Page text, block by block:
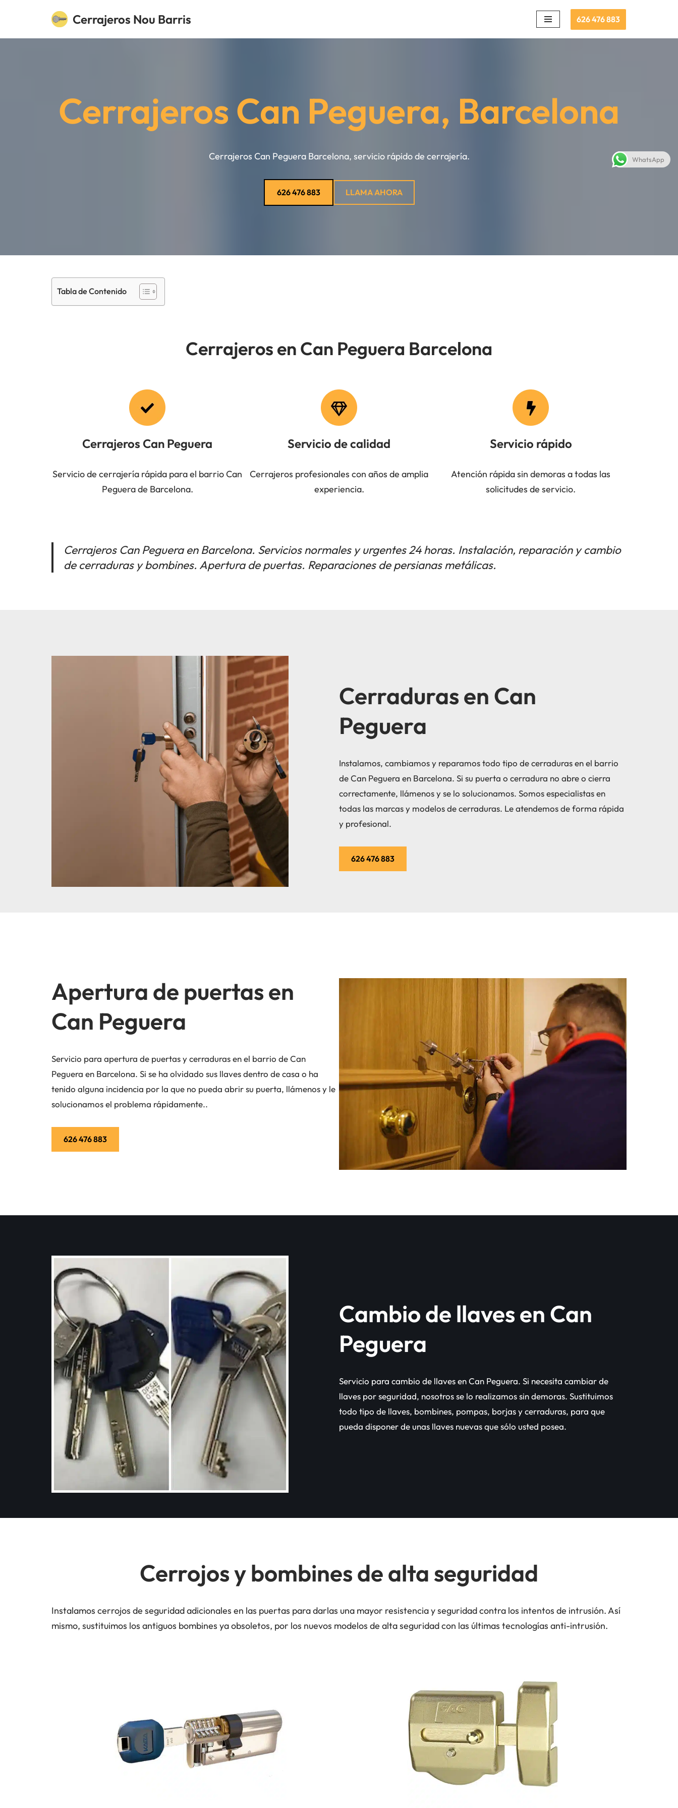
Cerrajeros Nou Barris 626 476 883
Cerrajeros Can Peguera, Barcelona
Cerrajeros Can Peguera Barcelona, servicio rápido de cerrajería.
626 476 883 LLAMA AHORA
Tabla de Contenido
Cerrajeros en Can Peguera Barcelona
Cerrajeros Can Peguera
Servicio de cerrajería rápida para el barrio Can
Peguera de Barcelona.
Servicio de calidad
Cerrajeros profesionales con años de amplia
experiencia.
Servicio rápido
Atención rápida sin demoras a todas las
solicitudes de servicio.
Cerrajeros Can Peguera en Barcelona. Servicios normales y urgentes 24 horas. Instalación, reparación y cambio
de cerraduras y bombines. Apertura de puertas. Reparaciones de persianas metálicas.
Cerraduras en Can
Peguera
Instalamos, cambiamos y reparamos todo tipo de cerraduras en el barrio
de Can Peguera en Barcelona. Si su puerta o cerradura no abre o cierra
correctamente, llámenos y se lo solucionamos. Somos especialistas en
todas las marcas y modelos de cerraduras. Le atendemos de forma rápida
y profesional.
626 476 883
Apertura de puertas en
Can Peguera
Servicio para apertura de puertas y cerraduras en el barrio de Can
Peguera en Barcelona. Si se ha olvidado sus llaves dentro de casa o ha
tenido alguna incidencia por la que no pueda abrir su puerta, llámenos y le
solucionamos el problema rápidamente..
626 476 883
Cambio de llaves en Can
Peguera
Servicio para cambio de llaves en Can Peguera. Si necesita cambiar de
llaves por seguridad, nosotros se lo realizamos sin demoras. Sustituimos
todo tipo de llaves, bombines, pompas, borjas y cerraduras, para que
pueda disponer de unas llaves nuevas que sólo usted posea.
Cerrojos y bombines de alta seguridad
Instalamos cerrojos de seguridad adicionales en las puertas para darlas una mayor resistencia y seguridad contra los intentos de intrusión. Así
mismo, sustituimos los antiguos bombines ya obsoletos, por los nuevos modelos de alta seguridad con las últimas tecnologías anti-intrusión.
WhatsApp